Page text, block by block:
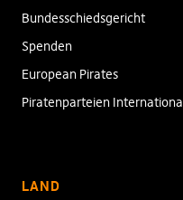
Bundesschiedsgericht
Spenden
European Pirates
Piratenparteien International
LAND